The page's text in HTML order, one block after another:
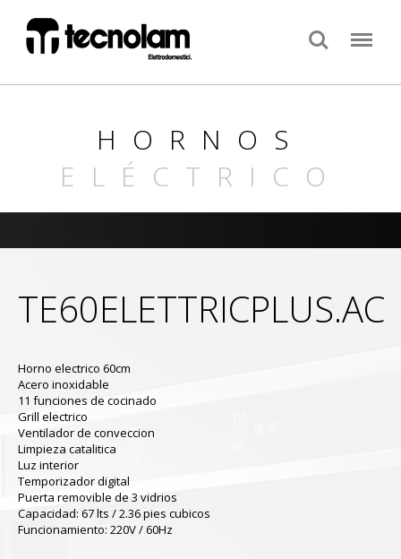
Search Menu
HORNOS
ELÉCTRICO
TE60ELETTRICPLUS.AC
Horno electrico 60cm
Acero inoxidable
11 funciones de cocinado
Grill electrico
Ventilador de conveccion
Limpieza catalitica
Luz interior
Temporizador digital
Puerta removible de 3 vidrios
Capacidad: 67 lts / 2.36 pies cubicos
Funcionamiento: 220V / 60Hz